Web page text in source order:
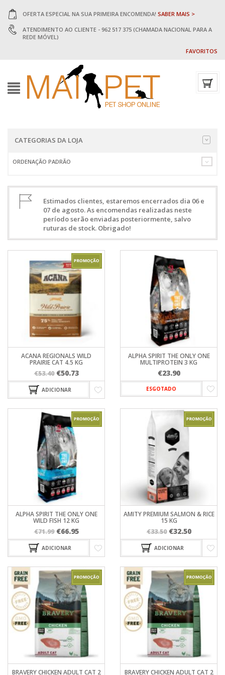
OFERTA ESPECIAL NA SUA PRIMEIRA ENCOMENDA! SABER MAIS >
ATENDIMENTO AO CLIENTE - 962 517 375 (CHAMADA NACIONAL PARA A
REDE MÓVEL)
FAVORITOS
CATEGORIAS DA LOJA
ORDENAÇÃO PADRÃO
Estimados clientes, estaremos encerrados dia 06 e
07 de agosto. As encomendas realizadas neste
período serão enviadas posteriormente, salvo
ruturas de stock. Obrigado!
ACANA REGIONALS WILD
PRAIRIE CAT 4.5 KG
€53.40 O
preço
original
€53.40.
€50.73O
preço
atual
€50.73.
ADICIONAR
ALPHA SPIRIT THE ONLY ONE
MULTIPROTEIN 3 KG
€23.90
ESGOTADO
ALPHA SPIRIT THE ONLY ONE
WILD FISH 12 KG
€71.99 O
preço
original
€71.99.
€66.95O
preço
atual
€66.95.
ADICIONAR
AMITY PREMIUM SALMON & RICE
15 KG
€33.50 O
preço
original
€33.50.
€32.50O
preço
atual
€32.50.
ADICIONAR
BRAVERY CHICKEN ADULT CAT 2 BRAVERY CHICKEN ADULT CAT 2